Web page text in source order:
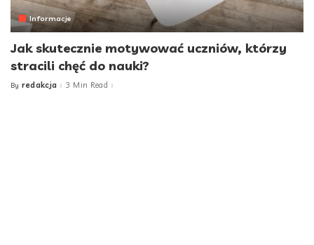
Informacje
Jak skutecznie motywować uczniów, którzy
stracili chęć do nauki?
Posted
By redakcja 3 Min Read